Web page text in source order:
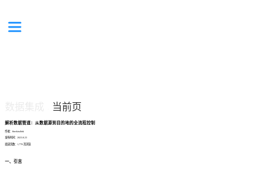
当前页
解析数据管道：从数据源到目的地的全流程控制
作者：finedatalink
发布时间：2023.8.23
阅读次数：1,770 次浏览
一、引言